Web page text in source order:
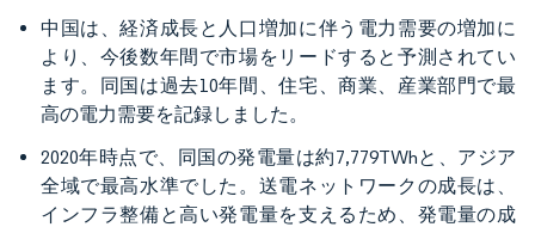
中国は、経済成長と人口増加に伴う電力需要の増加に
より、今後数年間で市場をリードすると予測されてい
ます。同国は過去10年間、住宅、商業、産業部門で最
高の電力需要を記録しました。
2020年時点で、同国の発電量は約7,779TWhと、アジア
全域で最高水準でした。送電ネットワークの成長は、
インフラ整備と高い発電量を支えるため、発電量の成